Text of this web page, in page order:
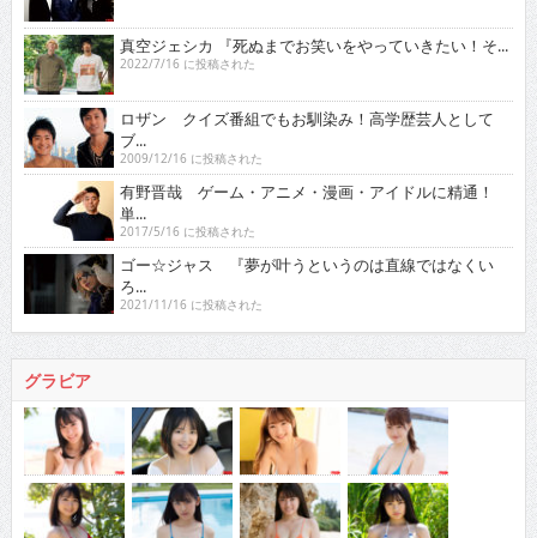
真空ジェシカ 『死ぬまでお笑いをやっていきたい！そ...
2022/7/16 に投稿された
ロザン クイズ番組でもお馴染み！高学歴芸人として
ブ...
2009/12/16 に投稿された
有野晋哉 ゲーム・アニメ・漫画・アイドルに精通！
単...
2017/5/16 に投稿された
ゴー☆ジャス 『夢が叶うというのは直線ではなくい
ろ...
2021/11/16 に投稿された
グラビア